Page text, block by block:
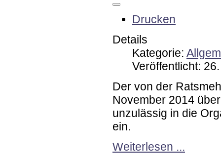
Drucken
Details
Kategorie:
Veröffentlicht:
Der von der
November 2014
unzulässig in die
ein.
Weiterlesen ...